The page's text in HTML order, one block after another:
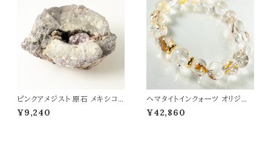
ピンクアメジスト 原石 メキシコ
ソノマ産 置物 幅49mm 浄化 癒
し 開運 愛情運 パワーストーン
¥9,240
ヘマタイトインクォーツ オリジナ
ルデザインブレスレット パワース
トーン 天然石 t0526
¥42,860